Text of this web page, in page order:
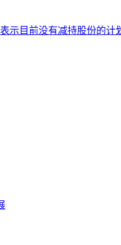
示目前没有减持股份的计